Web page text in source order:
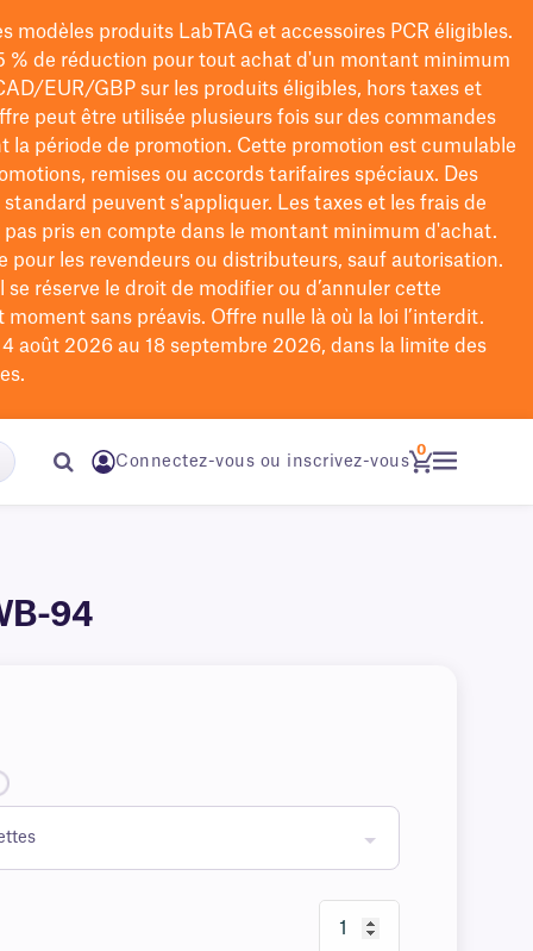
modèles produits LabTAG et accessoires PCR éligibles.
% de réduction pour tout achat d'un montant minimum
EUR/GBPsur les produits éligibles, hors taxes et
peut être utilisée plusieurs fois sur des commandes
la période de promotion. Cette promotion est cumulable
remises ou accords tarifaires spéciaux. Des
peuvent s'appliquer. Les taxes et les frais de
pas pris en compte dans le montant minimum d'achat.
pour les revendeurs ou distributeurs, sauf autorisation.
réserve le droit de modifierou d’annuler cette
moment sans préavis. Offre nulle là où la loi l’interdit.
août 2026 au 18 septembre 2026, dans la limite des
Connectez-vous ou inscrivez-vous
0
94